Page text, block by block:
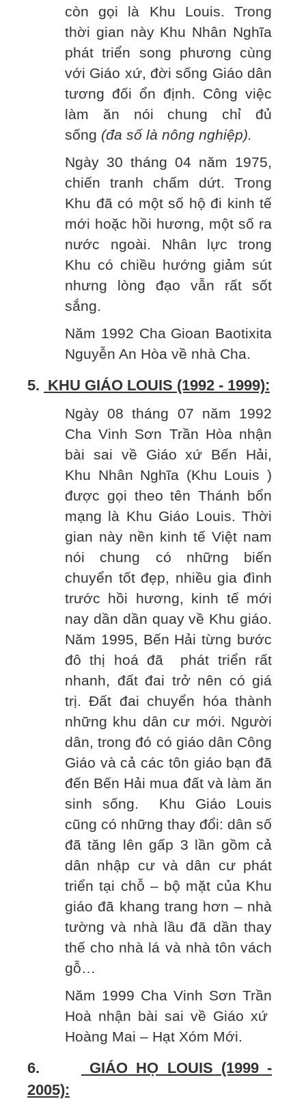
còn gọi là Khu Louis. Trong
thời gian này Khu Nhân Nghĩa
phát triển song phương cùng
với Giáo xứ, đời sống Giáo dân
tương đối ổn định. Công việc
làm ăn nói chung chỉ đủ
sống (đa số là nông nghiệp).
Ngày 30 tháng 04 năm 1975,
chiến tranh chấm dứt. Trong
Khu đã có một số hộ đi kinh tế
mới hoặc hồi hương, một số ra
nước ngoài. Nhân lực trong
Khu có chiều hướng giảm sút
nhưng lòng đạo vẫn rất sốt
sắng.
Năm 1992 Cha Gioan Baotixita
Nguyễn An Hòa về nhà Cha.
5. KHU GIÁO LOUIS (1992 - 1999):
Ngày 08 tháng 07 năm 1992
Cha Vinh Sơn Trần Hòa nhận
bài sai về Giáo xứ Bến Hải,
Khu Nhân Nghĩa (Khu Louis )
được gọi theo tên Thánh bổn
mạng là Khu Giáo Louis. Thời
gian này nền kinh tế Việt nam
nói chung có những biến
chuyển tốt đẹp, nhiều gia đình
trước hồi hương, kinh tế mới
nay dần dần quay về Khu giáo.
Năm 1995, Bến Hải từng bước
đô thị hoá đã phát triển rất
nhanh, đất đai trở nên có giá
trị. Đất đai chuyển hóa thành
những khu dân cư mới. Người
dân, trong đó có giáo dân Công
Giáo và cả các tôn giáo bạn đã
đến Bến Hải mua đất và làm ăn
sinh sống. Khu Giáo Louis
cũng có những thay đổi: dân số
đã tăng lên gấp 3 lần gồm cả
dân nhập cư và dân cư phát
triển tại chỗ – bộ mặt của Khu
giáo đã khang trang hơn – nhà
tường và nhà lầu đã dần thay
thế cho nhà lá và nhà tôn vách
gỗ…
Năm 1999 Cha Vinh Sơn Trần
Hoà nhận bài sai về Giáo xứ
Hoàng Mai – Hạt Xóm Mới.
6.
GIÁO HỌ LOUIS (1999 -
2005):